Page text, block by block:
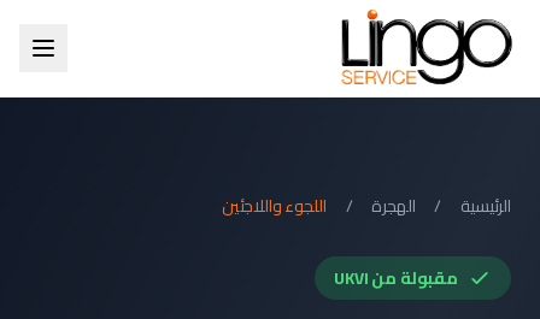
الرئيسية / الهجرة / اللجوء واللاجئين
مقبولة من UKVI